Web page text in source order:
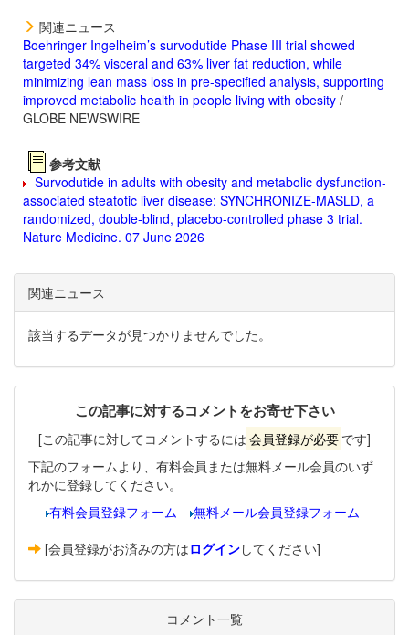
関連ニュース
Boehringer Ingelheim’s survodutide Phase III trial showed
targeted 34% visceral and 63% liver fat reduction, while
minimizing lean mass loss in pre-specified analysis, supporting
improved metabolic health in people living with obesity /
GLOBE NEWSWIRE
参考文献
Survodutide in adults with obesity and metabolic dysfunction-
associated steatotic liver disease: SYNCHRONIZE-MASLD, a
randomized, double-blind, placebo-controlled phase 3 trial.
Nature Medicine. 07 June 2026
関連ニュース
該当するデータが見つかりませんでした。
この記事に対するコメントをお寄せ下さい
[この記事に対してコメントするには 会員登録が必要 です]
下記のフォームより、有料会員または無料メール会員のいず
れかに登録してください。
有料会員登録フォーム
無料メール会員登録フォーム
[会員登録がお済みの方はログインしてください]
コメント一覧